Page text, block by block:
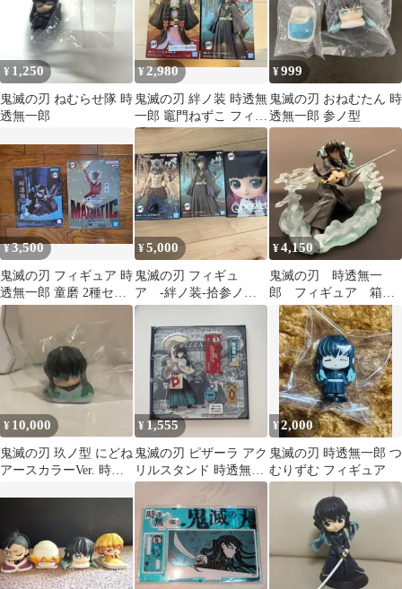
¥ 1,250
鬼滅の刃 ねむらせ隊 時
透無一郎
¥2,980
鬼滅の刃 絆ノ装 時透無
一郎 竈門ねずこ フィギ
ュア
¥999
鬼滅の刃 おねむたん 時
透無一郎 参ノ型
¥3,500
鬼滅の刃 フィギュア 時
透無一郎 童磨 2種セッ
ト
¥5,000
鬼滅の刃 フィギュ
ア -絆ノ装-拾参ノ型
時透無一郎 伊之助
¥4,150
鬼滅の刃 時透無一
郎 フィギュア 箱無
し
¥ 10,000
鬼滅の刃 玖ノ型 にどね
アースカラーVer. 時透
¥ 1,555
鬼滅の刃 ピザーラ アク
リルスタンド 時透無一
郎
¥2,000
鬼滅の刃 時透無一郎 つ
むりずむ フィギュア